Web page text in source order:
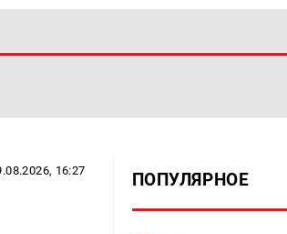
16:27 ПОПУЛЯРНОЕ